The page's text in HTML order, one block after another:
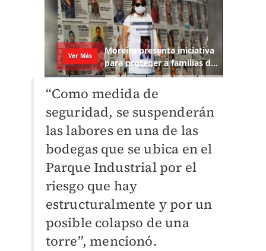
“Como medida de
seguridad, se suspenderán
las labores en una de las
bodegas que se ubica en el
Parque Industrial por el
riesgo que hay
estructuralmente y por un
posible colapso de una
torre”, mencionó.